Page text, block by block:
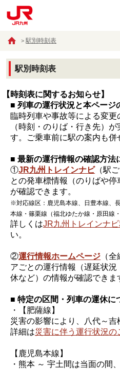
駅別時刻表
駅別時刻表
【時刻表に関するお知らせ】
■ 列車の運行状況と本ページ
臨時列車や事故等による変
（時刻・のりば・行き先）
す。ご乗車前に駅の案内も併
■ 最新の運行情報の確認方法
①JR九州トレインナビ（駅
との発車標情報（のりばや
が確認できます。
※対応線区：鹿児島本線、日豊本線、
本線・篠栗線（福北ゆたか線・原田線
詳しくはJR九州トレインナ
い。
②運行情報ホームページ （
アごとの運行情報（遅延状
休など）の情報が確認できま
■ 特定の区間・列車の運休に
・【肥薩線】
災害の影響により、八代～吉
詳細は災害に伴う運行状況の
【鹿児島本線】
・熊本 ～ 宇土間は当面の間